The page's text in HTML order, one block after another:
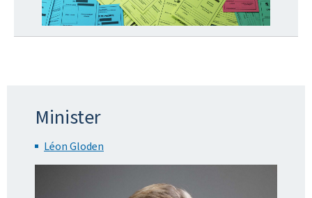
Minister
Léon Gloden